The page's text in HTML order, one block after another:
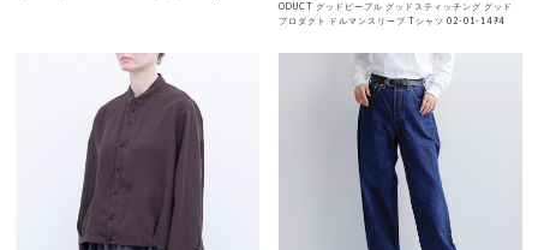
ODUCT グッドピープル グッドスティッチング グッド
プロダクト ドルマンスリーブ Tシャツ 02-01-1494